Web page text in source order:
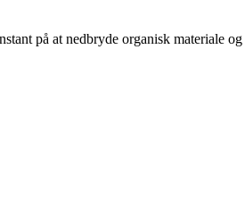
på at nedbryde organisk materiale